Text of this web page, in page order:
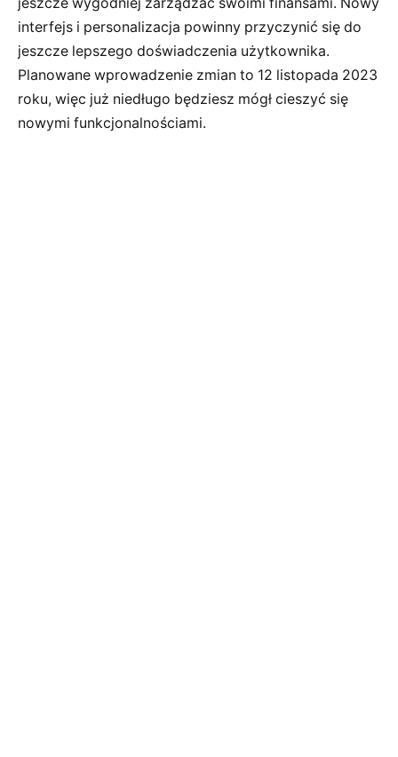
jeszcze wygodniej zarządzać swoimi finansami. Nowy
interfejs i personalizacja powinny przyczynić się do
jeszcze lepszego doświadczenia użytkownika.
Planowane wprowadzenie zmian to 12 listopada 2023
roku, więc już niedługo będziesz mógł cieszyć się
nowymi funkcjonalnościami.